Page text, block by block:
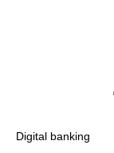
Digital banking